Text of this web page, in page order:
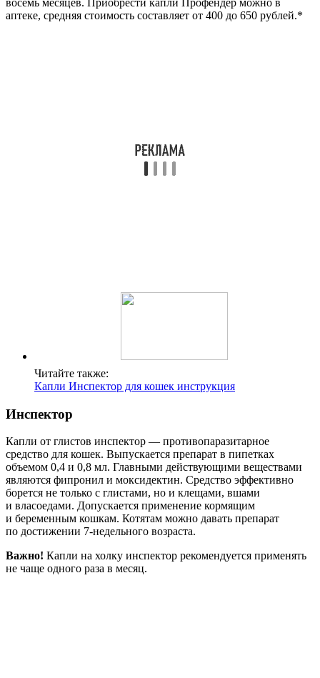
восемь месяцев. Приобрести капли Профендер можно в
аптеке, средняя стоимость составляет от 400 до 650 рублей.*
Читайте также:
Капли Инспектор для кошек инструкция
Инспектор
Капли от глистов инспектор — противопаразитарное
средство для кошек. Выпускается препарат в пипетках
объемом 0,4 и 0,8 мл. Главными действующими веществами
являются фипронил и моксидектин. Средство эффективно
борется не только с глистами, но и клещами, вшами
и власоедами. Допускается применение кормящим
и беременным кошкам. Котятам можно давать препарат
по достижении 7-недельного возраста.
Важно! Капли на холку инспектор рекомендуется применять
не чаще одного раза в месяц.